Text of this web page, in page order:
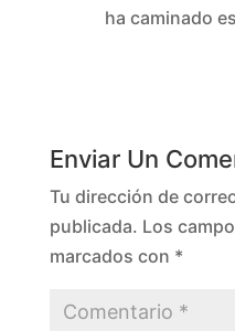
ha caminado
Enviar Un
Tu dirección de
publicada. Los
marcados con *